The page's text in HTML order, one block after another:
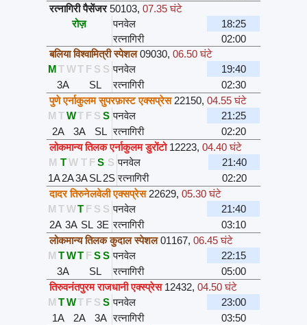
रत्नागिरी पैसेंजर 50103,07.35 घंटे
रोज़
पनवेल
18:25
रत्नागिरी
02:00
बलिया विश्वामित्री स्पेशल 09030,06.50 घंटे
MTWT F S S पनवेल
19:40
3A
SL रत्नागिरी
02:30
पुणे एर्नाकुलम सुपरफ़ास्ट एक्सप्रेस 22150,04.55 घंटे
M TWT F S S पनवेल
21:25
2A
3A SL रत्नागिरी
02:20
लोकमान्य तिलक एर्नाकुलम डुरोंटो 12223,04.40 घंटे
M T W T F S S पनवेल
21:40
1A2A3ASL2S रत्नागिरी
02:20
दादर तिरुनेलवेली एक्सप्रेस 22629,05.30 घंटे
M TWT F S S पनवेल
21:40
2A 3A SL 3E रत्नागिरी
03:10
लोकमान्य तिलक कुदाल स्पेशल 01167,06.45 घंटे
M TWT FS S पनवेल
22:15
3A
SL रत्नागिरी
05:00
तिरुवनंतपुरम राजधानी एक्स्प्रेस 12432,04.50 घंटे
M TWT F S S पनवेल
23:00
1A
2A 3A रत्नागिरी
03:50